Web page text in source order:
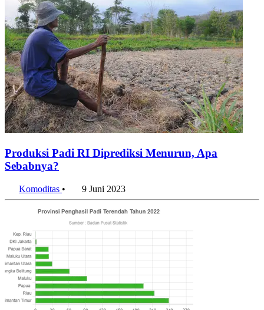
Produksi Padi RI Diprediksi Menurun, Apa
Sebabnya?
Komoditas • 9 Juni 2023